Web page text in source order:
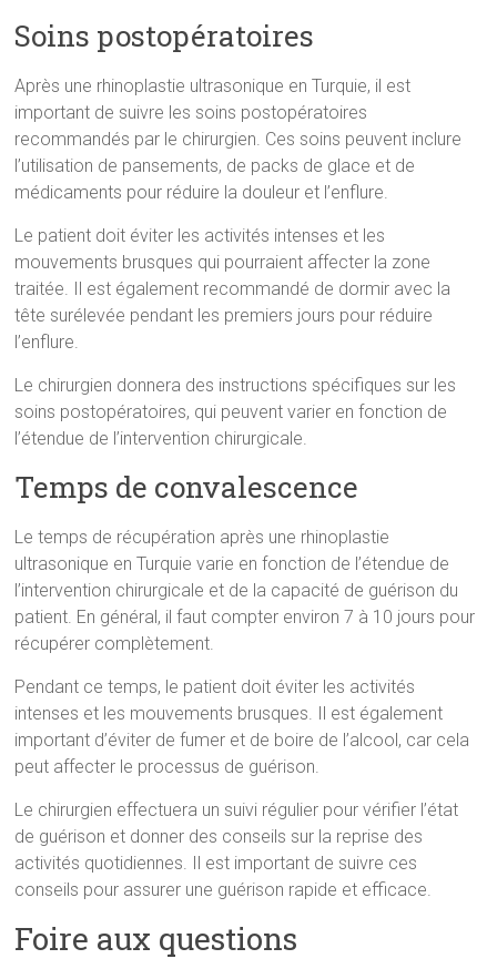
Soins postopératoires
Après une rhinoplastie ultrasonique en Turquie, il est
important de suivre les soins postopératoires
recommandés par le chirurgien. Ces soins peuvent inclure
l’utilisation de pansements, de packs de glace et de
médicaments pour réduire la douleur et l’enflure.
Le patient doit éviter les activités intenses et les
mouvements brusques qui pourraient affecter la zone
traitée. Il est également recommandé de dormir avec la
tête surélevée pendant les premiers jours pour réduire
l’enflure.
Le chirurgien donnera des instructions spécifiques sur les
soins postopératoires, qui peuvent varier en fonction de
l’étendue de l’intervention chirurgicale.
Temps de convalescence
Le temps de récupération après une rhinoplastie
ultrasonique en Turquie varie en fonction de l’étendue de
l’intervention chirurgicale et de la capacité de guérison du
patient. En général, il faut compter environ 7 à 10 jours pour
récupérer complètement.
Pendant ce temps, le patient doit éviter les activités
intenses et les mouvements brusques. Il est également
important d’éviter de fumer et de boire de l’alcool, car cela
peut affecter le processus de guérison.
Le chirurgien effectuera un suivi régulier pour vérifier l’état
de guérison et donner des conseils sur la reprise des
activités quotidiennes. Il est important de suivre ces
conseils pour assurer une guérison rapide et efficace.
Foire aux questions